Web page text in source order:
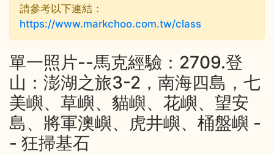
請參考以下連結：
https://www.markchoo.com.tw/class
單一照片--馬克經驗：2709.登
山：澎湖之旅3-2，南海四島，七
美嶼、草嶼、貓嶼、花嶼、望安
島、將軍澳嶼、虎井嶼、桶盤嶼 -
- 狂掃基石